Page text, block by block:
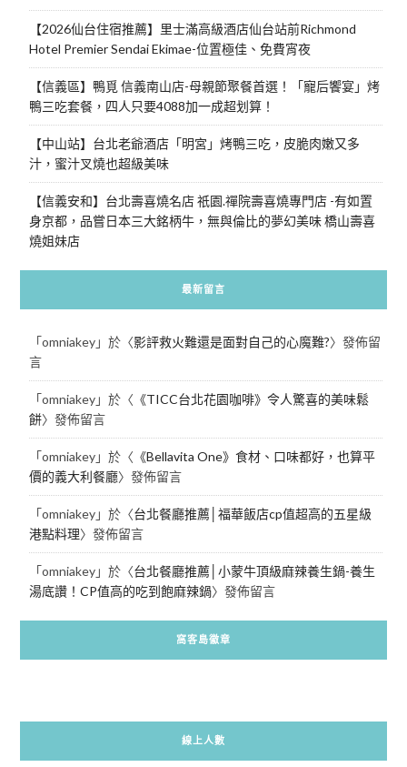
【2026仙台住宿推薦】里士滿高級酒店仙台站前Richmond
Hotel Premier Sendai Ekimae-位置極佳、免費宵夜
【信義區】鴨覓 信義南山店-母親節聚餐首選！「寵后饗宴」烤
鴨三吃套餐，四人只要4088加一成超划算！
【中山站】台北老爺酒店「明宮」烤鴨三吃，皮脆肉嫩又多
汁，蜜汁叉燒也超級美味
【信義安和】台北壽喜燒名店 祇園.禪院壽喜燒專門店 -有如置
身京都，品嘗日本三大銘柄牛，無與倫比的夢幻美味 橋山壽喜
燒姐妹店
最新留言
「omniakey」於〈影評救火難還是面對自己的心魔難?〉發佈留
言
「omniakey」於〈 《TICC台北花園咖啡》令人驚喜的美味鬆
餅〉發佈留言
「omniakey」於〈 《Bellavita One》食材、口味都好，也算平
價的義大利餐廳〉發佈留言
「omniakey」於〈台北餐廳推薦│福華飯店cp值超高的五星級
港點料理〉發佈留言
「omniakey」於〈台北餐廳推薦│小蒙牛頂級麻辣養生鍋-養生
湯底讚！CP值高的吃到飽麻辣鍋〉發佈留言
窩客島徽章
線上人數